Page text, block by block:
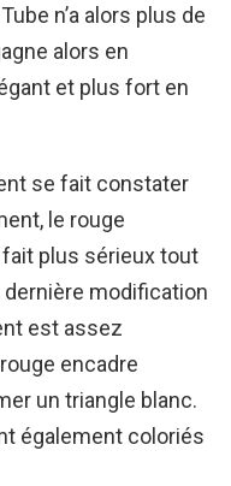
n’a alors plus de
alors en
et plus fort en
se fait constater
le rouge
plus sérieux tout
dernière modification
est assez
encadre
un triangle blanc.
également coloriés